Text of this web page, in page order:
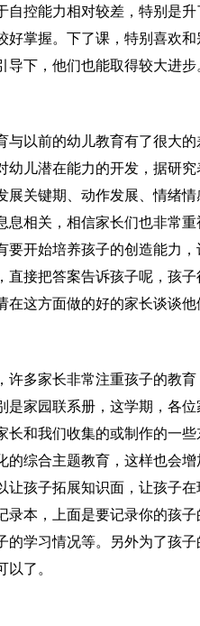
自控能力相对较差，特别是
好掌握。下了课，特别喜欢
下，他们也能取得较大进步
与以前的幼儿教育有了很大
幼儿潜在能力的开发，据研
展关键期、动作发展、情绪
息相关，相信家长们也非常
要开始培养孩子的创造能力
直接把答案告诉孩子呢，孩
这方面做的好的家长谈谈他
许多家长非常注重孩子的教
是家园联系册，这学期，各
长和我们收集的或制作的一
的综合主题教育，这样也会
让孩子拓展知识面，让孩子
录本，上面是要记录你的孩
的学习情况等。另外为了孩
了。